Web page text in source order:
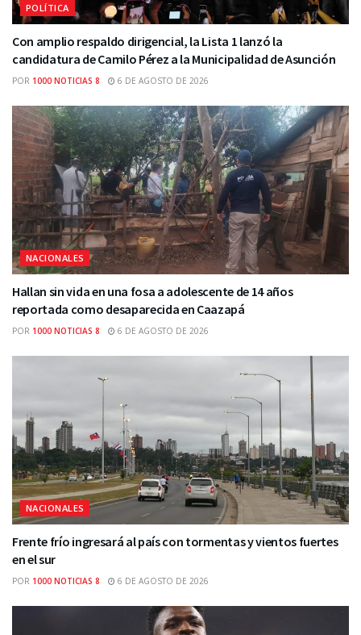
POLÍTICA
Con amplio respaldo dirigencial, la Lista 1 lanzó la
candidatura de Camilo Pérez a la Municipalidad de Asunción
POR 1000 NOTICIAS 8 6 DE AGOSTO DE 2026
NACIONALES
Hallan sin vida en una fosa a adolescente de 14 años
reportada como desaparecida en Caazapá
POR 1000 NOTICIAS 8 6 DE AGOSTO DE 2026
NACIONALES
Frente frío ingresará al país con tormentas y vientos fuertes
en el sur
POR 1000 NOTICIAS 8 6 DE AGOSTO DE 2026